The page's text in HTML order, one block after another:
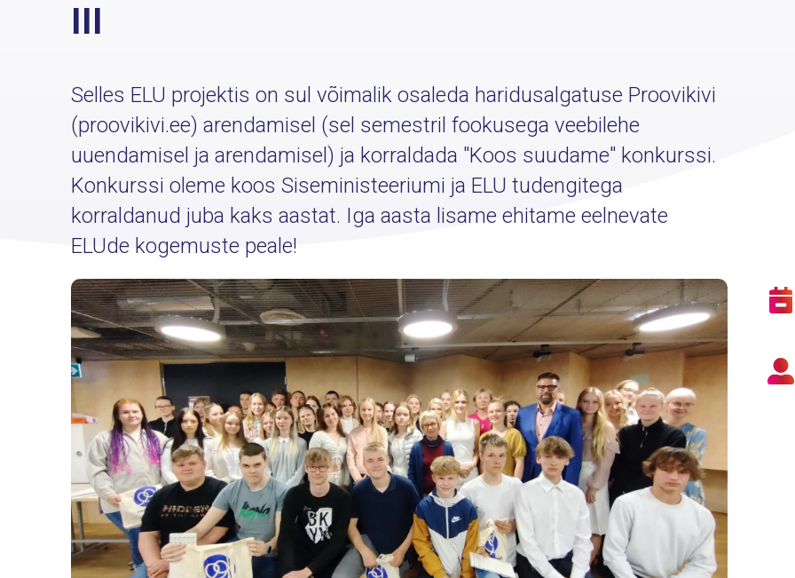
III
Selles ELU projektis on sul võimalik osaleda haridusalgatuse Proovikivi
(proovikivi.ee) arendamisel (sel semestril fookusega veebilehe
uuendamisel ja arendamisel) ja korraldada "Koos suudame" konkurssi.
Konkurssi oleme koos Siseministeeriumi ja ELU tudengitega
korraldanud juba kaks aastat. Iga aasta lisame ehitame eelnevate
ELUde kogemuste peale!